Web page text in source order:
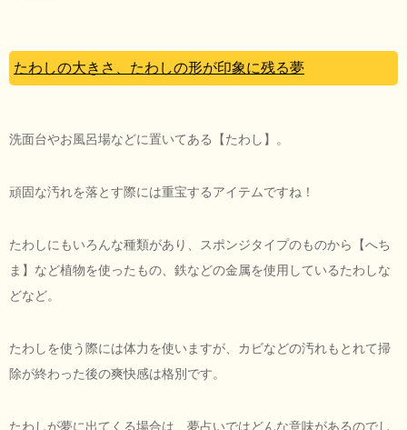
たわしの大きさ、たわしの形が印象に残る夢
洗面台やお風呂場などに置いてある【たわし】。
頑固な汚れを落とす際には重宝するアイテムですね！
たわしにもいろんな種類があり、スポンジタイプのものから【へち
ま】など植物を使ったもの、鉄などの金属を使用しているたわしな
どなど。
たわしを使う際には体力を使いますが、カビなどの汚れもとれて掃
除が終わった後の爽快感は格別です。
たわしが夢に出てくる場合は、夢占いではどんな意味があるのでし